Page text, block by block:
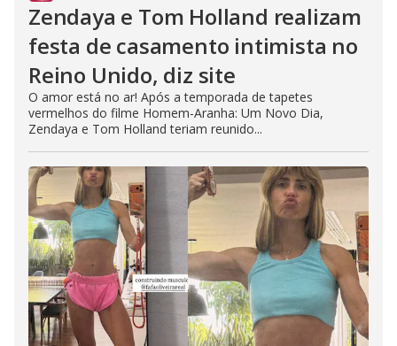
Zendaya e Tom Holland realizam
festa de casamento intimista no
Reino Unido, diz site
O amor está no ar! Após a temporada de tapetes
vermelhos do filme Homem-Aranha: Um Novo Dia,
Zendaya e Tom Holland teriam reunido...